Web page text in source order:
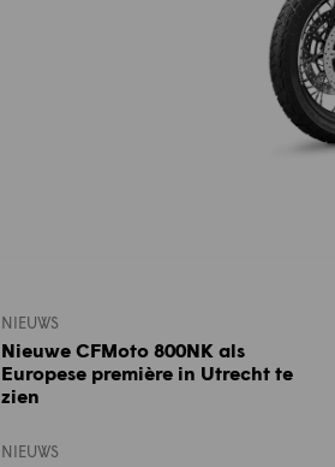
NIEUWS
Nieuwe CFMoto 800NK als
Europese première in Utrecht te
zien
NIEUWS